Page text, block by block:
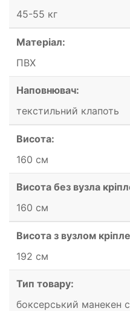
45-55 кг
Матеріал:
ПВХ
Наповнювач:
текстильний клапоть
Висота:
160 см
Висота без вузла
160 см
Висота з вузлом
192 см
Тип товару:
боксерський манекен